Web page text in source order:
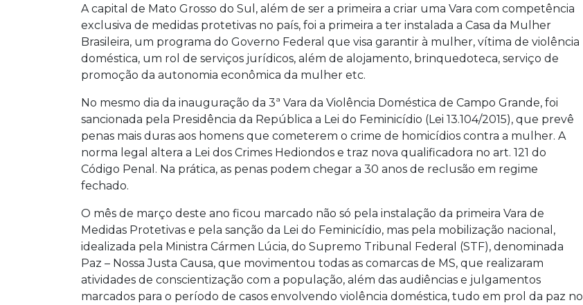
A capital de Mato Grosso do Sul, além de ser a primeira a criar uma Vara com competência
exclusiva de medidas protetivas no país, foi a primeira a ter instalada a Casa da Mulher
Brasileira, um programa do Governo Federal que visa garantir à mulher, vítima de violência
doméstica, um rol de serviços jurídicos, além de alojamento, brinquedoteca, serviço de
promoção da autonomia econômica da mulher etc.
No mesmo dia da inauguração da 3ª Vara da Violência Doméstica de Campo Grande, foi
sancionada pela Presidência da República a Lei do Feminicídio (Lei 13.104/2015), que prevê
penas mais duras aos homens que cometerem o crime de homicídios contra a mulher. A
norma legal altera a Lei dos Crimes Hediondos e traz nova qualificadora no art. 121 do
Código Penal. Na prática, as penas podem chegar a 30 anos de reclusão em regime
fechado.
O mês de março deste ano ficou marcado não só pela instalação da primeira Vara de
Medidas Protetivas e pela sanção da Lei do Feminicídio, mas pela mobilização nacional,
idealizada pela Ministra Cármen Lúcia, do Supremo Tribunal Federal (STF), denominada
Paz – Nossa Justa Causa, que movimentou todas as comarcas de MS, que realizaram
atividades de conscientização com a população, além das audiências e julgamentos
marcados para o período de casos envolvendo violência doméstica, tudo em prol da paz no